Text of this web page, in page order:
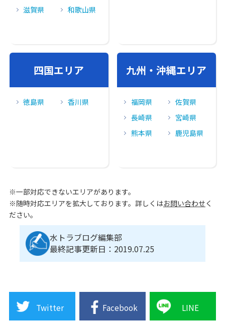
滋賀県
和歌山県
四国エリア
徳島県 香川県
九州・沖縄エリア
福岡県
佐賀県
長崎県
宮崎県
熊本県
鹿児島県
※一部対応できないエリアがあります。
※随時対応エリアを拡大しております。詳しくはお問い合わせ く
ださい。
水トラブログ編集部
最終記事更新日：2019.07.25
Twitter Facebook LINE